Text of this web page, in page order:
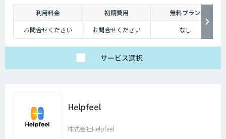
利用料金 初期費用
無料プラン
お問合せください
お問合せください なし
サービス選択
Helpfeel
株式会社Helpfeel